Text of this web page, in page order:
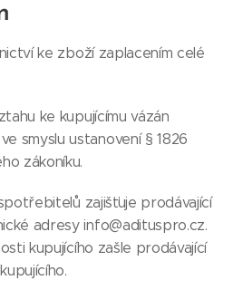
ke zboží zaplacením celé
ke kupujícímu vázán
smyslu ustanovení § 1826
zákoníku.
zajišťuje prodávající
adresy info@adituspro.cz.
kupujícího zašle prodávající